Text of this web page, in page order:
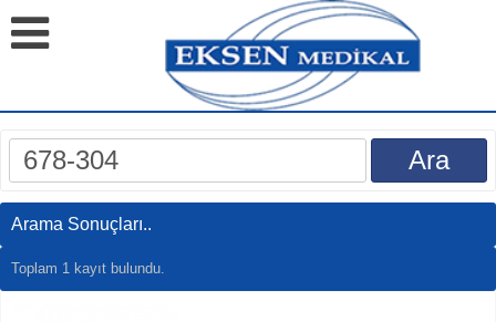
Arama Sonuçları..
Toplam 1 kayıt bulundu.